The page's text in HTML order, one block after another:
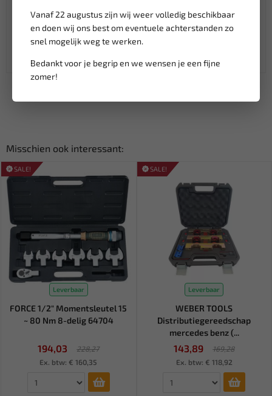
Vanaf 22 augustus zijn wij weer volledig beschikbaar
en doen wij ons best om eventuele achterstanden zo
snel mogelijk weg te werken.
Bedankt voor je begrip en we wensen je een fijne
zomer!
Verzending:gemiddeld 1-3 werkdagen
Groot assortiment,wekelijks nieuwe producten
Lage verzendkosten NL€ 6,95
Misschien ook interessant:
SALE!
Leverbaar
FORCE 1/2" Momentsleutel 15
~ 80 Nm 8-delig 64704
194,03
228,27
Ex. btw: € 160,35
SALE!
Leverbaar
WEBER TOOLS
Distributiegereedschap
mercedes benz (...
143,89
169,28
Ex. btw: € 118,92